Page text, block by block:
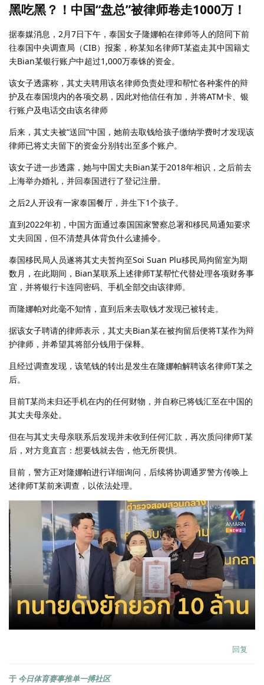
黑吃黑？！中国“盘总”被律师卷走1000万！
据泰媒消息，2月7日下午，泰国女子隆娜帕在律师等人的陪同下前
往泰国中央调查局（CIB）报案，称某知名律师T某盗走其中国籍丈
夫Bian某银行账户中超过1,000万泰铢的资金。
该女子透露称，其丈夫聘用该名律师负责处理和帮忙各种案件的辩
护及在泰国境内的各项交易，因此对他信任有加，并将ATM卡、银
行账户及电话交由该名律师
后来，其丈夫被“送回”中国，她前去取钱给孩子缴纳学费时才发现该
律师已将丈夫留下的资金分别转出至多个账户。
该女子进一步透露，她与中国丈夫Bian某于2018年相识，之后前去
上海举办婚礼，并回泰国进行了登记注册。
之后2人开设有一家泰国餐厅，并生下1个孩子。
直到2022年初，中国方面通过泰国国家警察总署和移民局通知要求
丈夫回国，但不清楚具体背负什么逮捕令。
泰国移民局人员遂将其丈夫暂拘至Soi Suan Plu移民局拘留室为期
数月，在此期间，Bian某联系上述律师T某帮忙代替处理各项财务事
宜，并将银行卡连同密码、手机全部交由该律师。
而隆娜帕对此毫不知情，直到后来去取钱才发现已被转走。
据该女子聘请的律师表示，其丈夫Bian某在被拘留后便将T某作为辩
护律师，并希望其将部分钱用于保释。
且经过调查发现，该笔钱的转出是发生在隆娜帕解聘该名律师T某之
后。
目前T某尚未归还手机在内的任何财物，并自称已将钱汇至在中国的
其丈夫母亲处。
但在与其丈夫母亲联系后发现并未收到任何汇款，再次质问律师T某
后，对方竟直言：想要钱就去告，他无所畏惧。
目前，警方正对隆娜帕进行详细询问，后续将协调通罗警方传唤上
述律师T某前来调查，以依法处理。
回复
于 今日体育赛事推单一搏社区